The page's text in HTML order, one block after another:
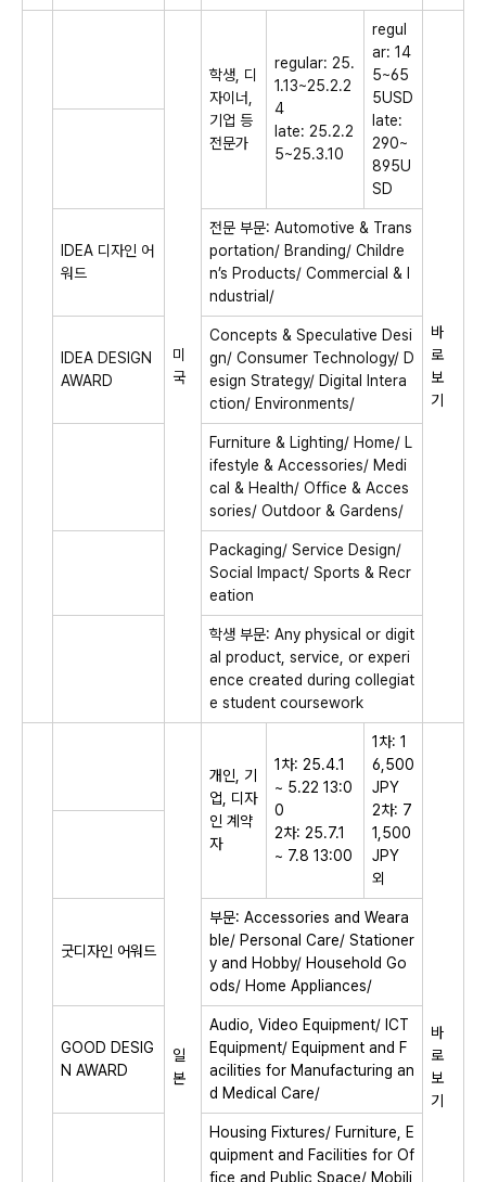
미
국
학생, 디
자이너,
기업 등
전문가
regular: 25.
1.13~25.2.2
4
late: 25.2.2
5~25.3.10
regul
ar: 14
5~65
5USD
late:
290~
895U
SD
바
로
보
기
IDEA 디자인 어
워드
전문 부문: Automotive & Trans
portation/ Branding/ Childre
n’s Products/ Commercial & I
ndustrial/
IDEA DESIGN
AWARD
Concepts & Speculative Desi
gn/ Consumer Technology/ D
esign Strategy/ Digital Intera
ction/ Environments/
Furniture & Lighting/ Home/ L
ifestyle & Accessories/ Medi
cal & Health/ Office & Acces
sories/ Outdoor & Gardens/
Packaging/ Service Design/
Social Impact/ Sports & Recr
eation
학생 부문: Any physical or digit
al product, service, or experi
ence created during collegiat
e student coursework
일
본
개인, 기
업, 디자
인 계약
자
1차: 25.4.1
~ 5.22 13:0
0
2차: 25.7.1
~ 7.8 13:00
1차: 1
6,500
JPY
2차: 7
1,500
JPY
외
바
로
보
기
굿디자인 어워드
부문: Accessories and Weara
ble/ Personal Care/ Stationer
y and Hobby/ Household Go
ods/ Home Appliances/
GOOD DESIG
N AWARD
Audio, Video Equipment/ ICT
Equipment/ Equipment and F
acilities for Manufacturing an
d Medical Care/
Housing Fixtures/ Furniture, E
quipment and Facilities for Of
fice and Public Space/ Mobili